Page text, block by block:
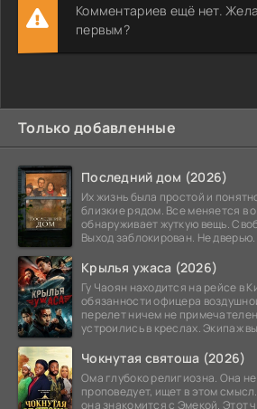
Комментариев ещё нет.
первым?
Только добавленные
Последний дом (2026)
Их жизнь была простой и
близкие рядом. Все меняется в
обнаруживает жуткую вещь.
Выход заблокирован. Не
Крылья ужаса (2026)
Гу Чаоян находится на рейсе в
обязанности офицера
перелет ничем не
устроились в креслах. Экипаж
Чокнутая святоша (2026)
Ома глубоко религиозна. Она
проповедует, ищет в этом
она знакомится с Эмекой. Этот